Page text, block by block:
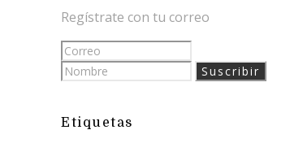
Regístrate con tu correo
Etiquetas